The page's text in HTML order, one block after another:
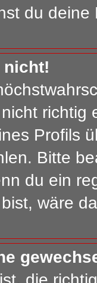
du
nicht!
richtig
Profils
Bitte
du ein
wäre